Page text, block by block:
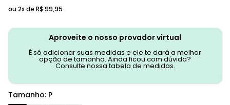
ou 2x de R$ 99,95
Aproveite o nosso provador virtual
É só adicionar suas medidas e ele te dará a melhor
opção de tamanho. Ainda ficou com dúvida?
Consulte nossa tabela de medidas.
Tamanho: P